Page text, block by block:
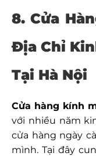
8. Cửa
Địa Chỉ
Tại Hà Nội
Cửa hàng kính
với nhiều năm
cửa hàng ngày
mình. Tại đây